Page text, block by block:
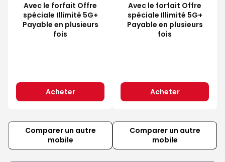
Avec le forfait Offre
spéciale Illimité 5G+
Payable en plusieurs
fois
Acheter
Avec le forfait Offre
spéciale Illimité 5G+
Payable en plusieurs
fois
Acheter
Comparer un autre
mobile
Comparer un autre
mobile